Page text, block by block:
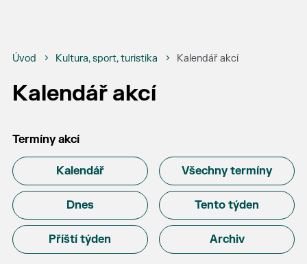
Úvod Kultura, sport, turistika Kalendář akcí
Kalendář akcí
Termíny akcí
Kalendář Všechny termíny
Dnes Tento týden
Příští týden Archiv